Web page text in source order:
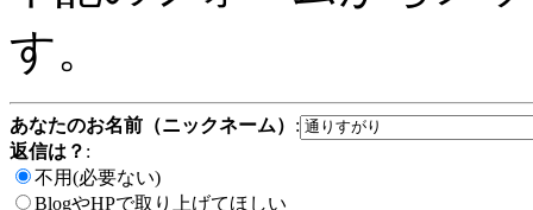
す。
あなたのお名前（ニックネーム） :
返信は？ :
不用(必要ない)
BlogやHPで取り上げてほしい